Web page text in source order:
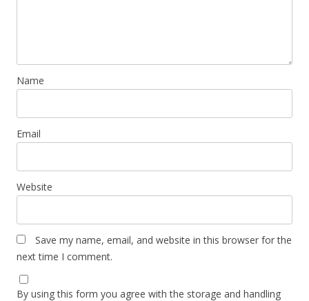
Name
Email
Website
Save my name, email, and website in this browser for the
next time I comment.
By using this form you agree with the storage and handling